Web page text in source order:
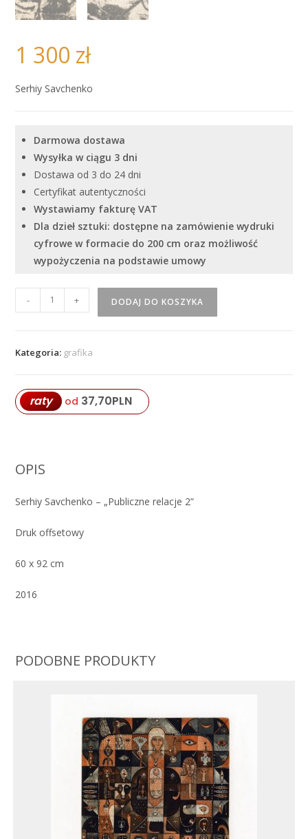
1 300 zł
Serhiy Savchenko
Darmowa dostawa
Wysyłka w ciągu 3 dni
Dostawa od 3 do 24 dni
Certyfikat autentyczności
Wystawiamy fakturę VAT
Dla dzieł sztuki: dostępne na zamówienie wydruki
cyfrowe w formacie do 200 cm oraz możliwość
wypożyczenia na podstawie umowy
Serhiy
-
2"
- + DODAJ DO KOSZYKA
Kategoria: grafika
raty od 37,70PLN
OPIS
Serhiy Savchenko – „Publiczne relacje 2”
Druk offsetowy
60 x 92 cm
2016
PODOBNE PRODUKTY